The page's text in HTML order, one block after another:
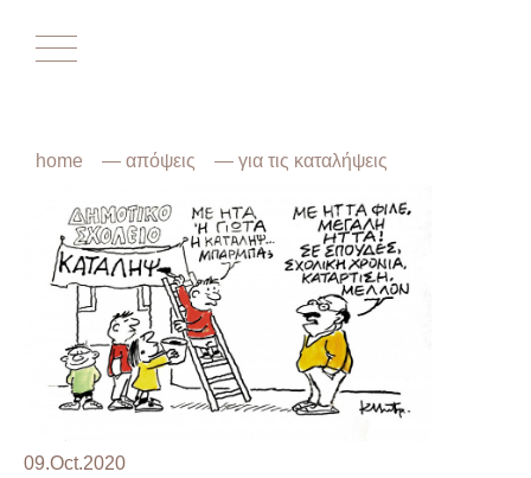
Επικαιρότητα
Ο Σύλλογος
Το Δίστρατο
Ο Δήμος
Ιστορικά
home —απόψεις — για τις καταλήψεις
09.Oct.2020